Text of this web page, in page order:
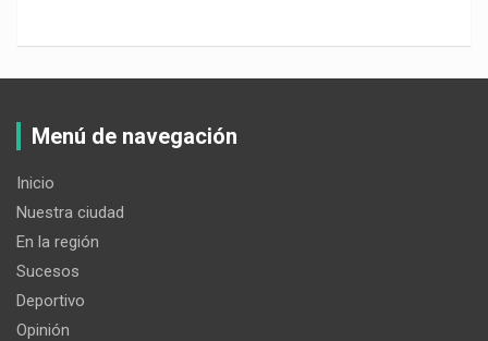
Menú de navegación
Inicio
Nuestra ciudad
En la región
Sucesos
Deportivo
Opinión